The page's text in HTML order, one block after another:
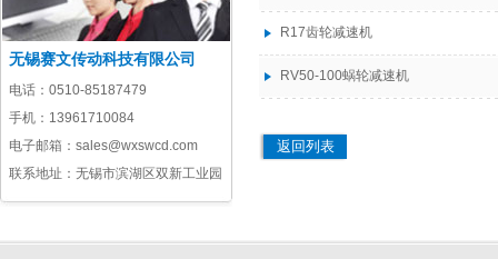
无锡赛文传动科技有限公司
电话： 0510-85187479
手机： 13961710084
电子邮箱： sales@wxswcd.com
联系地址：无锡市滨湖区双新工业园
R17齿轮减速机
RV50-100蜗轮减速机
返回列表